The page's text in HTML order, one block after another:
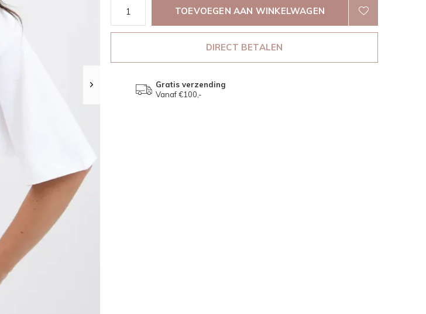
TOEVOEGEN AAN WINKELWAGEN
DIRECT BETALEN
Gratis verzending
Vanaf €100,-